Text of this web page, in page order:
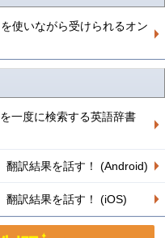
使いながら受けられるオン
一度に検索する英語辞書
翻訳結果を話す！ (Android)
翻訳結果を話す！ (iOS)